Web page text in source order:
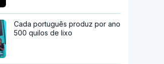
Cada português produz por ano
500 quilos de lixo